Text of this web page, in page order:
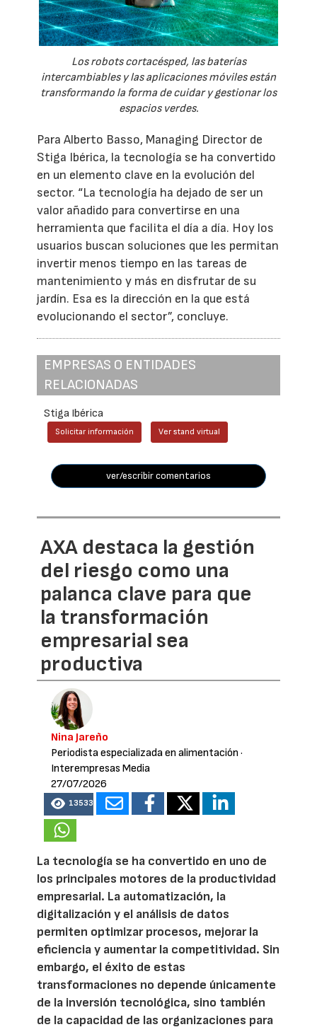
Los robots cortacésped, las baterías
intercambiables y las aplicaciones móviles están
transformando la forma de cuidar y gestionar los
espacios verdes.
Para Alberto Basso, Managing Director de
Stiga Ibérica, la tecnología se ha convertido
en un elemento clave en la evolución del
sector. “La tecnología ha dejado de ser un
valor añadido para convertirse en una
herramienta que facilita el día a día. Hoy los
usuarios buscan soluciones que les permitan
invertir menos tiempo en las tareas de
mantenimiento y más en disfrutar de su
jardín. Esa es la dirección en la que está
evolucionando el sector”, concluye.
EMPRESAS O ENTIDADES
RELACIONADAS
Stiga Ibérica
Solicitar información Ver stand virtual
ver/escribir comentarios
AXA destaca la gestión
del riesgo como una
palanca clave para que
la transformación
empresarial sea
productiva
Nina Jareño
Periodista especializada en alimentación ·
Interempresas Media
27/07/2026
13533
La tecnología se ha convertido en uno de
los principales motores de la productividad
empresarial. La automatización, la
digitalización y el análisis de datos
permiten optimizar procesos, mejorar la
eficiencia y aumentar la competitividad. Sin
embargo, el éxito de estas
transformaciones no depende únicamente
de la inversión tecnológica, sino también
de la capacidad de las organizaciones para